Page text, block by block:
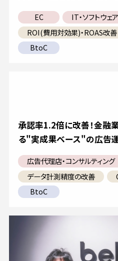
EC IT・ソフトウェ
ROI(費用対効果)・ROAS改善
BtoC
承認率1.2倍に改善！金融
る"実成果ベース"の広告
広告代理店・コンサルティング
データ計測精度の改善
BtoC